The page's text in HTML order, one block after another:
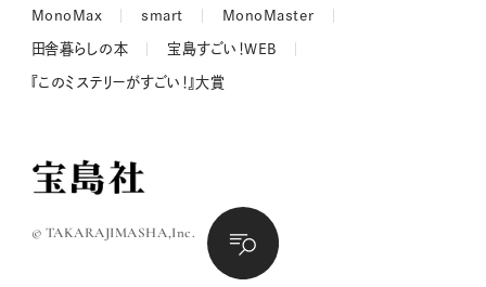
MonoMax smart MonoMaster
田舎暮らしの本 宝島すごい！WEB
『このミステリーがすごい！』大賞
© TAKARAJIMASHA,Inc.